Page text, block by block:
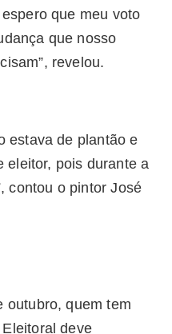
que meu voto
que nosso
revelou.
estava de plantão e
eleitor, pois durante a
contou o pintor José
outubro, quem tem
deve